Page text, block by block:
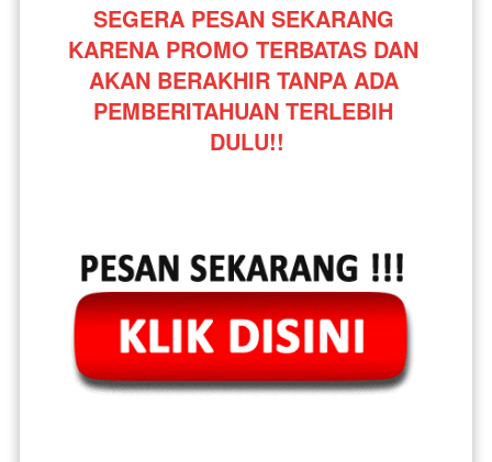
SEGERA PESAN SEKARANG
KARENA PROMO TERBATAS DAN
AKAN BERAKHIR TANPA ADA
PEMBERITAHUAN TERLEBIH
DULU!!